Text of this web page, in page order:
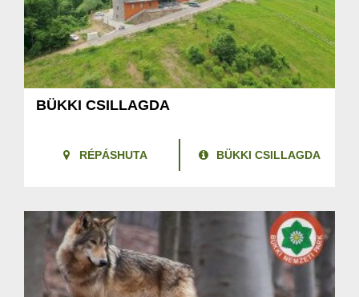
BÜKKI CSILLAGDA
RÉPÁSHUTA BÜKKI CSILLAGDA